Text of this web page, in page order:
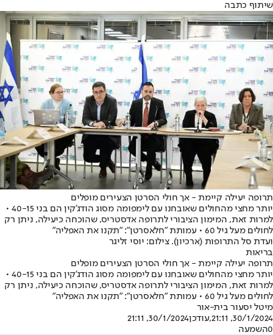
שיתוף כתבה
תרופה יעילה קיימת - אך חולי הסרטן הצעירים מופלים
יותר מחצי מהחולים שאובחנו עם לימפומה מסוג הודג'קין הם בני 40-15 •
למרות זאת, המימון הציבורי לתרופה אדסטריס, שהוכחה כיעילה, ניתן רק
לחולים מעל גיל 60 • עמותת "חלאסרטן": "תקנו את האפליה"
ועדת סל התרופות (ארכיון). צילום: יוסי זליגר
בריאות
תרופה יעילה קיימת - אך חולי הסרטן הצעירים מופלים
יותר מחצי מהחולים שאובחנו עם לימפומה מסוג הודג'קין הם בני 40-15 •
למרות זאת, המימון הציבורי לתרופה אדסטריס, שהוכחה כיעילה, ניתן רק
לחולים מעל גיל 60 • עמותת "חלאסרטן": "תקנו את האפליה"
מיטל יסעור בית-אור
30/1/2024, 21:11
,עודכן30/1/2024, 21:11
0השמעה